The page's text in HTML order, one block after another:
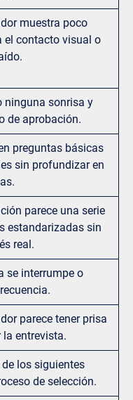
muestra poco
el contacto visual o
ninguna sonrisa y
de aprobación.
preguntas básicas
sin profundizar en
parece una serie
estandarizadas sin
real.
se interrumpe o
parece tener prisa
entrevista.
los siguientes
de selección.